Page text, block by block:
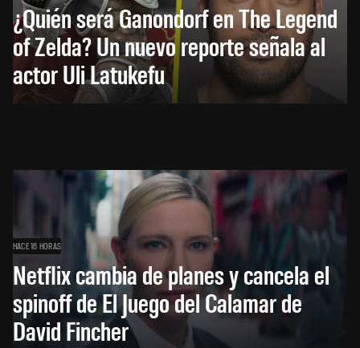
¿Quién será Ganondorf en The Legend
of Zelda? Un nuevo reporte señala al
actor Uli Latukefu
HACE 16 HORAS
Netflix cambia de planes y cancela el
spinoff de El Juego del Calamar de
David Fincher